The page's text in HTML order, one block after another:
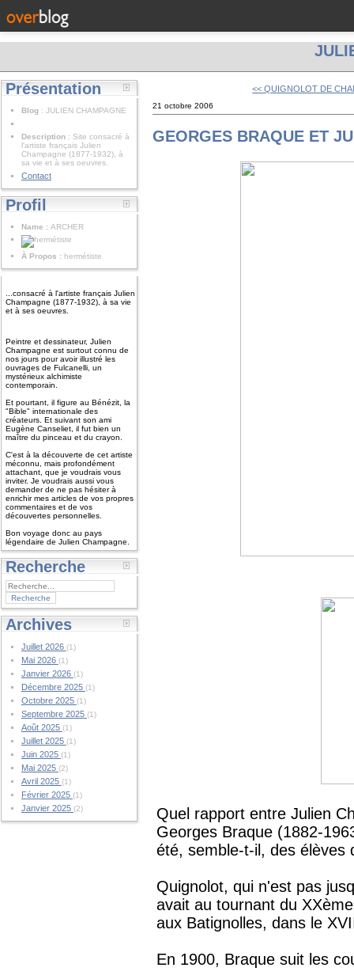
Présentation
Blog : JULIEN CHAMPAGNE
Description : Site consacré à
l'artiste français Julien
Champagne (1877-1932), à
sa vie et à ses oeuvres.
Contact
Profil
Name : ARCHER
À Propos : hermétiste
...consacré à l'artiste français Julien
Champagne (1877-1932), à sa vie
et à ses oeuvres.
Peintre et dessinateur, Julien
Champagne est surtout connu de
nos jours pour avoir illustré les
ouvrages de Fulcanelli, un
mystérieux alchimiste
contemporain.
Et pourtant, il figure au Bénézit, la
"Bible" internationale des
créateurs. Et suivant son ami
Eugène Canseliet, il fut bien un
maître du pinceau et du crayon.
C'est à la découverte de cet artiste
méconnu, mais profondément
attachant, que je voudrais vous
inviter. Je voudrais aussi vous
demander de ne pas hésiter à
enrichir mes articles de vos propres
commentaires et de vos
découvertes personnelles.
Bon voyage donc au pays
légendaire de Julien Champagne.
Recherche
Archives
Juillet 2026 (1)
Mai 2026 (1)
Janvier 2026 (1)
Décembre 2025 (1)
Octobre 2025 (1)
Septembre 2025 (1)
Août 2025 (1)
Juillet 2025 (1)
Juin 2025 (1)
Mai 2025 (2)
Avril 2025 (1)
Février 2025 (1)
Janvier 2025 (2)
<< QUIGNOLOT DE
21 octobre 2006
GEORGES BRAQUE ET
Quel rapport entre Julien
Georges Braque (1882-
été, semble-t-il, des élèves
Quignolot, qui n'est pas
avait au tournant du
aux Batignolles, dans le
En 1900, Braque suit les